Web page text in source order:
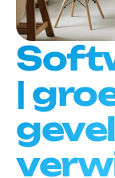
|
gevel